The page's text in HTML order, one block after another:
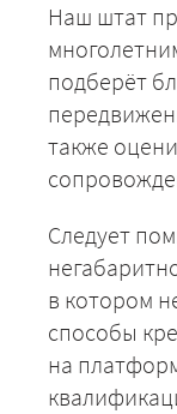
Наш штат
подберёт
также
Следует
в котором
способы
на